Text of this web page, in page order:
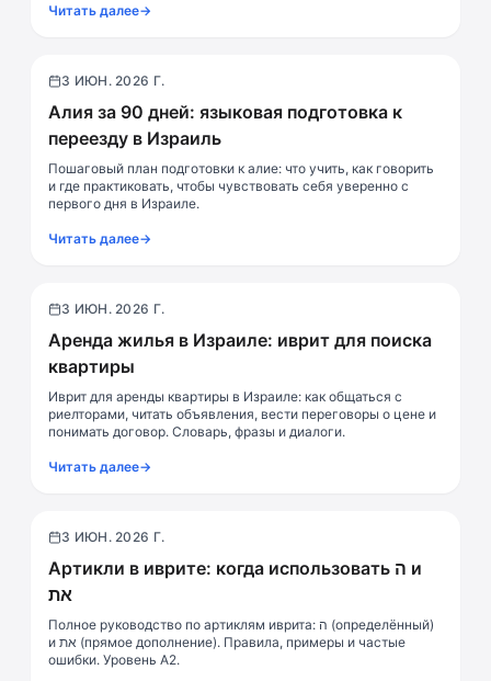
Читать далее→
Переезд в Израиль
3 ИЮН. 2026 Г.
Алия за 90 дней: языковая подготовка к
переезду в Израиль
Пошаговый план подготовки к алие: что учить, как говорить
и где практиковать, чтобы чувствовать себя уверенно с
первого дня в Израиле.
Читать далее→
Практика
3 ИЮН. 2026 Г.
Аренда жилья в Израиле: иврит для поиска
квартиры
Иврит для аренды квартиры в Израиле: как общаться с
риелторами, читать объявления, вести переговоры о цене и
понимать договор. Словарь, фразы и диалоги.
Читать далее→
Грамматика
3 ИЮН. 2026 Г.
Артикли в иврите: когда использовать ה и
את
Полное руководство по артиклям иврита: ה (определённый)
и את (прямое дополнение). Правила, примеры и частые
ошибки. Уровень A2.